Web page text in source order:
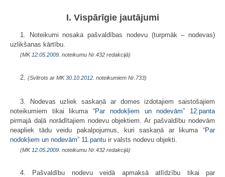
I. Vispārīgie jautājumi
1. Noteikumi nosaka pašvaldības nodevu (turpmāk – nodevas)
uzlikšanas kārtību.
(MK 12.05.2009. noteikumu Nr.432 redakcijā)
2. (Svītrots ar MK30.10.2012. noteikumiem Nr.733)
3. Nodevas uzliek saskaņā ar domes izdotajiem saistošajiem
noteikumiem tikai likuma “Par nodokļiem un nodevām” 12.panta
pirmajā daļā norādītajiem nodevu objektiem. Ar pašvaldību nodevām
neapliek tādu veidu pakalpojumus, kuri saskaņā ar likuma “Par
nodokļiem un nodevām” 11.pantu ir valsts nodevu objekti.
(MK 12.05.2009. noteikumu Nr.432 redakcijā)
4. Pašvaldību nodevu veidā apmaksā atlīdzību tikai par